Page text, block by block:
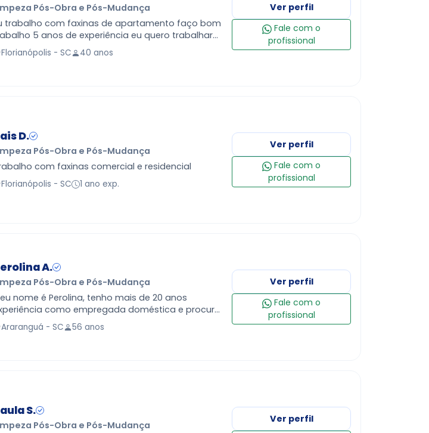
Pós-Obra e Pós-Mudança
trabalho com faxinas de apartamento faço bom
5 anos de experiência eu quero trabalhar
dia meu nome e jussara
Florianópolis - SC 40 anos
Ver perfil
Fale com o
profissional
D.
Pós-Obra e Pós-Mudança
com faxinas comercial e residencial
Florianópolis - SC 1 ano exp.
Ver perfil
Fale com o
profissional
A.
Pós-Obra e Pós-Mudança
nome é Perolina, tenho mais de 20 anos
como empregada doméstica e procuro
oportunidade para trabalhar com dedicação,
e co…
Araranguá - SC 56 anos
Ver perfil
Fale com o
profissional
S.
Pós-Obra e Pós-Mudança
Ver perfil